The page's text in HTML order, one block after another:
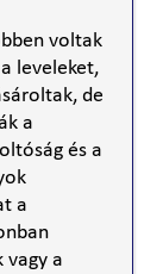
voltak
leveleket,
de
a
és a
a
vagy a